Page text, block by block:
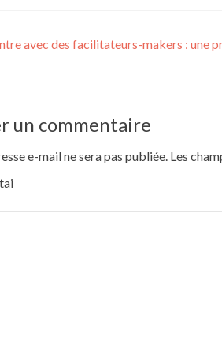
avec des facilitateurs-makers : une
un commentaire
e-mail ne sera pas publiée. Les